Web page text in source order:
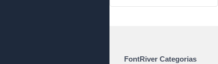
FontRiver Categorias